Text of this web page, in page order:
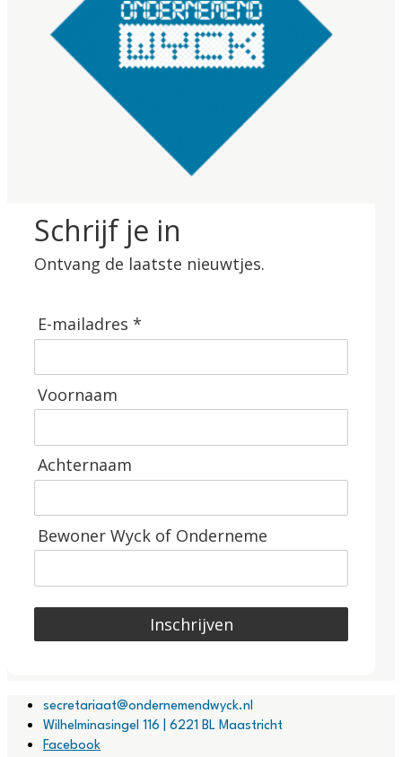
Schrijf je in
Ontvang de laatste nieuwtjes.
E-mailadres *
Voornaam
Achternaam
Bewoner Wyck of Onderneme
Inschrijven
secretariaat@ondernemendwyck.nl
Wilhelminasingel 116 | 6221 BL Maastricht
Facebook